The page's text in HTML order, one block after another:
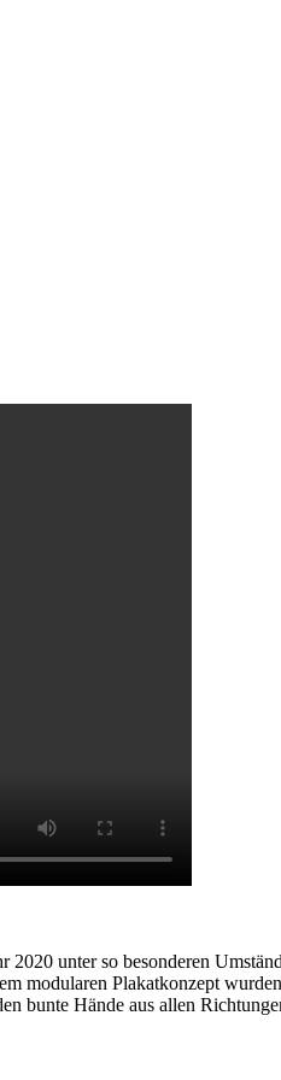
2020 unter so besonderen
Plakatkonzept
bunte Hände aus allen